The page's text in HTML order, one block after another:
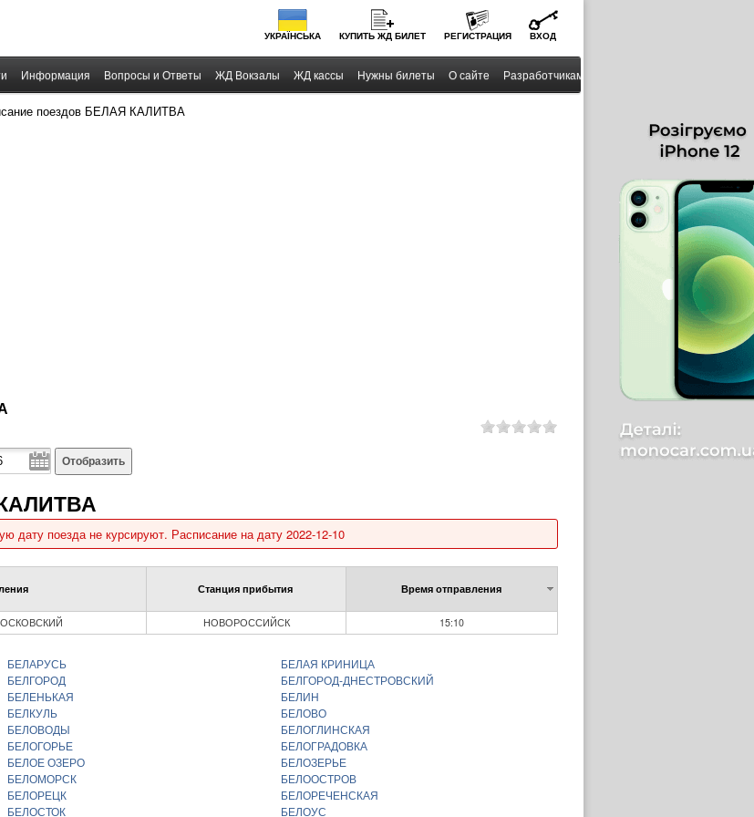
УКРАЇНСЬКА КУПИТЬ ЖД БИЛЕТ РЕГИСТРАЦИЯ ВХОД
Информация Вопросы и Ответы ЖД Вокзалы ЖД кассы Нужны билеты О сайте Разработчикам
поездов БЕЛАЯ КАЛИТВА
Отобразить
дату поезда не курсируют. Расписание на дату 2022-12-10
Станция прибытия Время отправления
НОВОРОССИЙСК 15:10
БЕЛАРУСЬ
БЕЛАЯ КРИНИЦА
БЕЛГОРОД
БЕЛГОРОД-ДНЕСТРОВСКИЙ
БЕЛЕНЬКАЯ
БЕЛИН
БЕЛКУЛЬ
БЕЛОВО
БЕЛОВОДЫ
БЕЛОГЛИНСКАЯ
БЕЛОГОРЬЕ
БЕЛОГРАДОВКА
БЕЛОЕ ОЗЕРО
БЕЛОЗЕРЬЕ
БЕЛОМОРСК
БЕЛООСТРОВ
БЕЛОРЕЦК
БЕЛОРЕЧЕНСКАЯ
БЕЛОСТОК БЕЛОУС